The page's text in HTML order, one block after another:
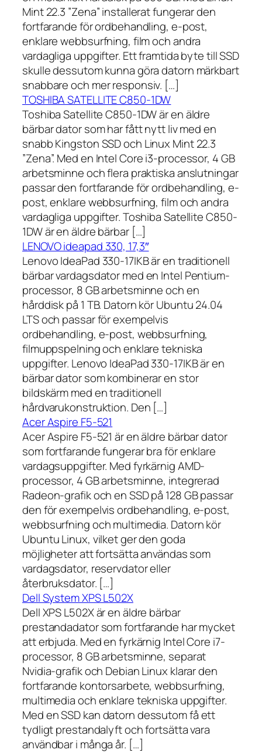
Mint 22.3 ”Zena” installerat fungerar den
fortfarande för ordbehandling, e-post,
enklare webbsurfning, film och andra
vardagliga uppgifter. Ett framtida byte till SSD
skulle dessutom kunna göra datorn märkbart
snabbare och mer responsiv. […]
TOSHIBA SATELLITE C850-1DW
Toshiba Satellite C850-1DW är en äldre
bärbar dator som har fått nytt liv med en
snabb Kingston SSD och Linux Mint 22.3
”Zena”. Med en Intel Core i3-processor, 4 GB
arbetsminne och flera praktiska anslutningar
passar den fortfarande för ordbehandling, e-
post, enklare webbsurfning, film och andra
vardagliga uppgifter. Toshiba Satellite C850-
1DW är en äldre bärbar […]
LENOVO ideapad 330, 17,3″
Lenovo IdeaPad 330-17IKB är en traditionell
bärbar vardagsdator med en Intel Pentium-
processor, 8 GB arbetsminne och en
hårddisk på 1 TB. Datorn kör Ubuntu 24.04
LTS och passar för exempelvis
ordbehandling, e-post, webbsurfning,
filmuppspelning och enklare tekniska
uppgifter. Lenovo IdeaPad 330-17IKB är en
bärbar dator som kombinerar en stor
bildskärm med en traditionell
hårdvarukonstruktion. Den […]
Acer Aspire F5-521
Acer Aspire F5-521 är en äldre bärbar dator
som fortfarande fungerar bra för enklare
vardagsuppgifter. Med fyrkärnig AMD-
processor, 4 GB arbetsminne, integrerad
Radeon-grafik och en SSD på 128 GB passar
den för exempelvis ordbehandling, e-post,
webbsurfning och multimedia. Datorn kör
Ubuntu Linux, vilket ger den goda
möjligheter att fortsätta användas som
vardagsdator, reservdator eller
återbruksdator. […]
Dell System XPS L502X
Dell XPS L502X är en äldre bärbar
prestandadator som fortfarande har mycket
att erbjuda. Med en fyrkärnig Intel Core i7-
processor, 8 GB arbetsminne, separat
Nvidia-grafik och Debian Linux klarar den
fortfarande kontorsarbete, webbsurfning,
multimedia och enklare tekniska uppgifter.
Med en SSD kan datorn dessutom få ett
tydligt prestandalyft och fortsätta vara
användbar i många år. […]